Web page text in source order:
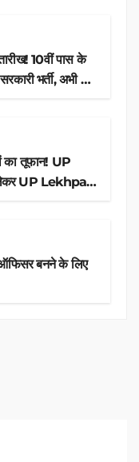
10वीं पास के
भर्ती, अभी करें
का तूफान! UP
UP Lekhpal
बनने के लिए